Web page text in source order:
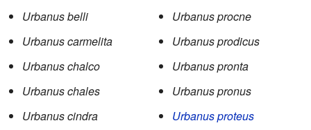
Urbanus belli
Urbanus carmelita
Urbanus chalco
Urbanus chales
Urbanus cindra
Urbanus procne
Urbanus prodicus
Urbanus pronta
Urbanus pronus
Urbanus proteus